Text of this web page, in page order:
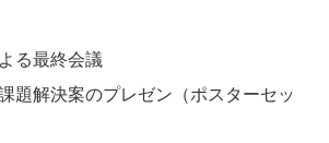
る最終会議
題解決案のプレゼン（ポスターセッ